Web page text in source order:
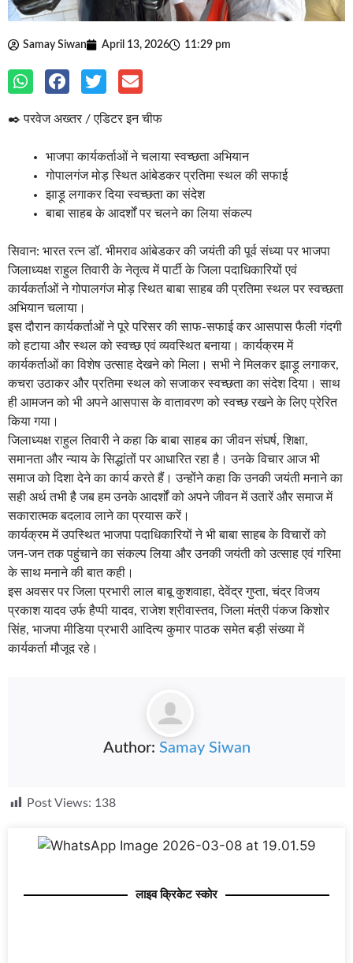
Samay Siwan April 13, 2026 11:29 pm
✒️ परवेज अख्तर / एडिटर इन चीफ
भाजपा कार्यकर्ताओं ने चलाया स्वच्छता अभियान
गोपालगंज मोड़ स्थित आंबेडकर प्रतिमा स्थल की सफाई
झाड़ू लगाकर दिया स्वच्छता का संदेश
बाबा साहब के आदर्शों पर चलने का लिया संकल्प
सिवान: भारत रत्न डॉ. भीमराव आंबेडकर की जयंती की पूर्व संध्या पर भाजपा
जिलाध्यक्ष राहुल तिवारी के नेतृत्व में पार्टी के जिला पदाधिकारियों एवं
कार्यकर्ताओं ने गोपालगंज मोड़ स्थित बाबा साहब की प्रतिमा स्थल पर स्वच्छता
अभियान चलाया।
इस दौरान कार्यकर्ताओं ने पूरे परिसर की साफ-सफाई कर आसपास फैली गंदगी
को हटाया और स्थल को स्वच्छ एवं व्यवस्थित बनाया। कार्यक्रम में
कार्यकर्ताओं का विशेष उत्साह देखने को मिला। सभी ने मिलकर झाड़ू लगाकर,
कचरा उठाकर और प्रतिमा स्थल को सजाकर स्वच्छता का संदेश दिया। साथ
ही आमजन को भी अपने आसपास के वातावरण को स्वच्छ रखने के लिए प्रेरित
किया गया।
जिलाध्यक्ष राहुल तिवारी ने कहा कि बाबा साहब का जीवन संघर्ष, शिक्षा,
समानता और न्याय के सिद्धांतों पर आधारित रहा है। उनके विचार आज भी
समाज को दिशा देने का कार्य करते हैं। उन्होंने कहा कि उनकी जयंती मनाने का
सही अर्थ तभी है जब हम उनके आदर्शों को अपने जीवन में उतारें और समाज में
सकारात्मक बदलाव लाने का प्रयास करें।
कार्यक्रम में उपस्थित भाजपा पदाधिकारियों ने भी बाबा साहब के विचारों को
जन-जन तक पहुंचाने का संकल्प लिया और उनकी जयंती को उत्साह एवं गरिमा
के साथ मनाने की बात कही।
इस अवसर पर जिला प्रभारी लाल बाबू कुशवाहा, देवेंद्र गुप्ता, चंद्र विजय
प्रकाश यादव उर्फ हैप्पी यादव, राजेश श्रीवास्तव, जिला मंत्री पंकज किशोर
सिंह, भाजपा मीडिया प्रभारी आदित्य कुमार पाठक समेत बड़ी संख्या में
कार्यकर्ता मौजूद रहे।
Author: Samay Siwan
Post Views: 138
लाइव क्रिकेट स्कोर